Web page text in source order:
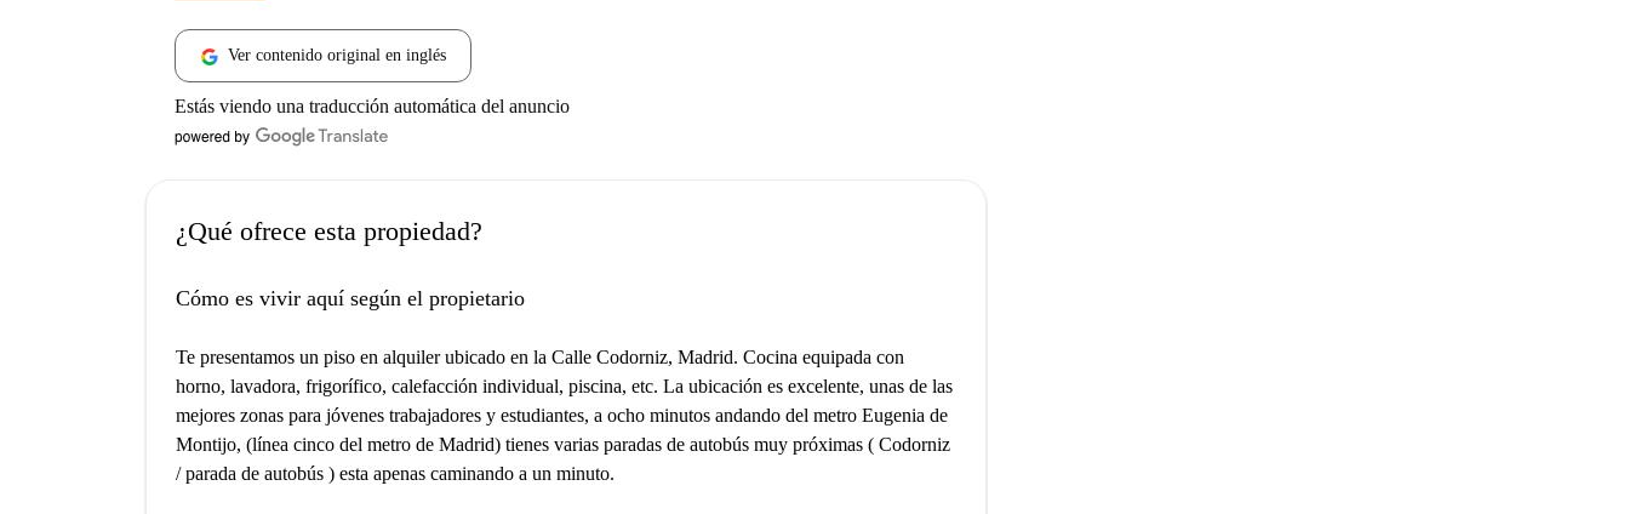
Ver contenido original en inglés
Estás viendo una traducción automática del anuncio
¿Qué ofrece esta propiedad?
Cómo es vivir aquí según el propietario
Te presentamos un piso en alquiler ubicado en la Calle Codorniz, Madrid. Cocina equipada con
horno, lavadora, frigorífico, calefacción individual, piscina, etc. La ubicación es excelente, unas de las
mejores zonas para jóvenes trabajadores y estudiantes, a ocho minutos andando del metro Eugenia de
Montijo, (línea cinco del metro de Madrid) tienes varias paradas de autobús muy próximas ( Codorniz
/ parada de autobús ) esta apenas caminando a un minuto.